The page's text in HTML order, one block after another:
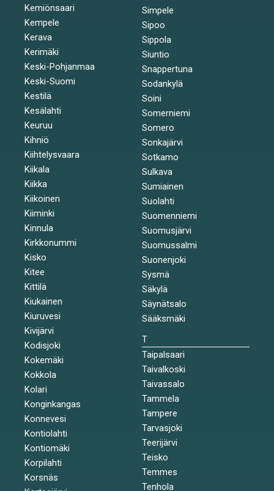
Kemiönsaari
Kempele
Kerava
Kerimäki
Keski-Pohjanmaa
Keski-Suomi
Kestilä
Kesälahti
Keuruu
Kihniö
Kiihtelysvaara
Kiikala
Kiikka
Kiikoinen
Kiiminki
Kinnula
Kirkkonummi
Kisko
Kitee
Kittilä
Kiukainen
Kiuruvesi
Kivijärvi
Kodisjoki
Kokemäki
Kokkola
Kolari
Konginkangas
Konnevesi
Kontiolahti
Kontiomäki
Korpilahti
Korsnäs
Simpele
Sipoo
Sippola
Siuntio
Snappertuna
Sodankylä
Soini
Somerniemi
Somero
Sonkajärvi
Sotkamo
Sulkava
Sumiainen
Suolahti
Suomenniemi
Suomusjärvi
Suomussalmi
Suonenjoki
Sysmä
Säkylä
Säynätsalo
Sääksmäki
T
Taipalsaari
Taivalkoski
Taivassalo
Tammela
Tampere
Tarvasjoki
Teerijärvi
Teisko
Temmes
Tenhola